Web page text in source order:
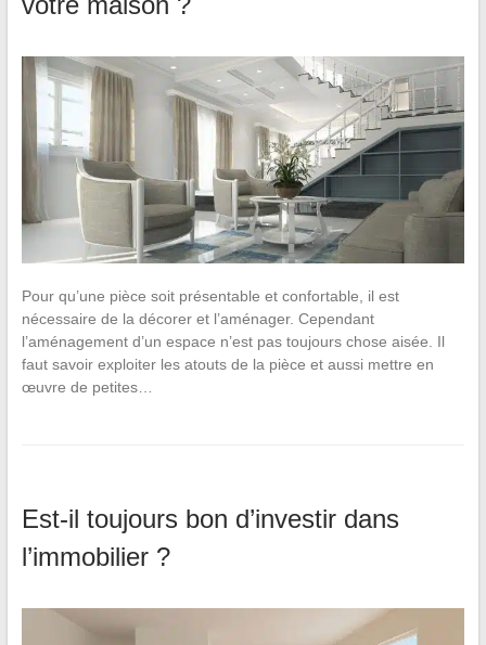
Pour qu’une pièce soit présentable et confortable, il est
nécessaire de la décorer et l’aménager. Cependant
l’aménagement d’un espace n’est pas toujours chose aisée. Il
faut savoir exploiter les atouts de la pièce et aussi mettre en
œuvre de petites…
Est-il toujours bon d’investir dans
l’immobilier ?